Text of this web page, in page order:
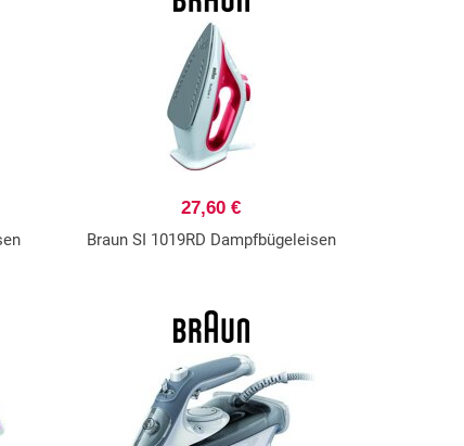
27,60 €
Braun SI 1019RD Dampfbügeleisen